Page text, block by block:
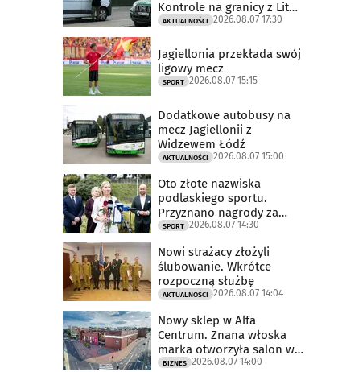
Kontrole na granicy z Litwą
trwają
AKTUALNOŚCI 2026.08.07 17:30
Jagiellonia przekłada swój
ligowy mecz
SPORT 2026.08.07 15:15
Dodatkowe autobusy na
mecz Jagiellonii z
Widzewem Łódź
AKTUALNOŚCI 2026.08.07 15:00
Oto złote nazwiska
podlaskiego sportu.
Przyznano nagrody za
2025 rok
SPORT 2026.08.07 14:30
Nowi strażacy złożyli
ślubowanie. Wkrótce
rozpoczną służbę
AKTUALNOŚCI 2026.08.07 14:04
Nowy sklep w Alfa
Centrum. Znana włoska
marka otworzyła salon w
Białymstoku
BIZNES 2026.08.07 14:00